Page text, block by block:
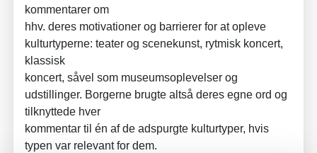
kommentarer om
hhv. deres motivationer og barrierer for at opleve
kulturtyperne: teater og scenekunst, rytmisk koncert,
klassisk
koncert, såvel som museumsoplevelser og
udstillinger. Borgerne brugte altså deres egne ord og
tilknyttede hver
kommentar til én af de adspurgte kulturtyper, hvis
typen var relevant for dem.